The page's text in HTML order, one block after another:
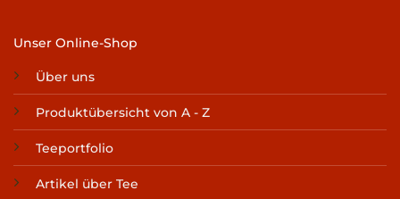
Unser Online-Shop
Über uns
Produktübersicht von A - Z
Teeportfolio
Artikel über Tee